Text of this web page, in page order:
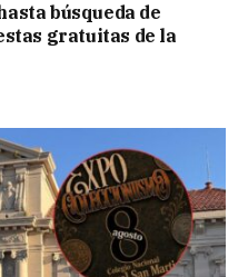
búsqueda de
gratuitas de la